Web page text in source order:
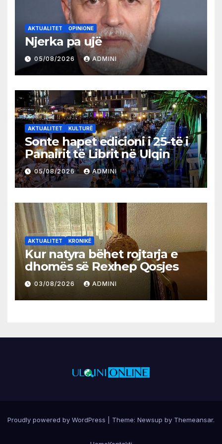
AKTUALITET OPINIONE
Njerka pa ujë
05/08/2026 ADMINI
AKTUALITET KULTURË
Sonte hapet edicioni i 25-të i
Panairit të Librit në Ulqin
05/08/2026 ADMINI
AKTUALITET KRONIKË
Kur natyra bëhet rojtarja e
dhomës së Rexhep Qosjes
03/08/2026 ADMINI
Proudly powered by WordPress Theme: Newsup by Themeansar.